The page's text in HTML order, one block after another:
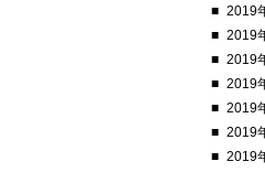
2019
2019
2019
2019
2019
2019
2019